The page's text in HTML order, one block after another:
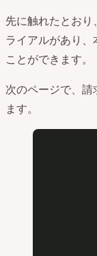
先に触れたとお
ライアルがあり
ことができます。
次のページで、
ます。